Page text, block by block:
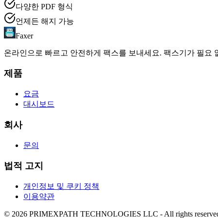
다양한 PDF 형식
언제든 해지 가능
Faxer
온라인으로 빠르고 안전하게 팩스를 보내세요. 팩스기가 필요
제품
요금
대시보드
회사
문의
법적 고지
개인정보 및 쿠키 정책
이용약관
© 2026 PRIMEXPATH TECHNOLOGIES LLC - All rights